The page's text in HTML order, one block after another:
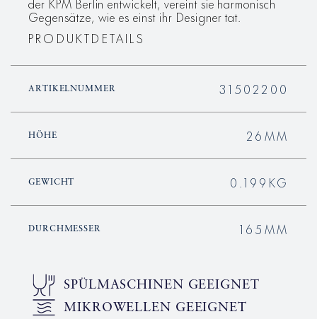
Gegensätze, wie es einst ihr Designer tat.
PRODUKTDETAILS
ARTIKELNUMMER 31502200
HÖHE 26MM
GEWICHT 0.199KG
DURCHMESSER 165MM
SPÜLMASCHINEN GEEIGNET
MIKROWELLEN GEEIGNET